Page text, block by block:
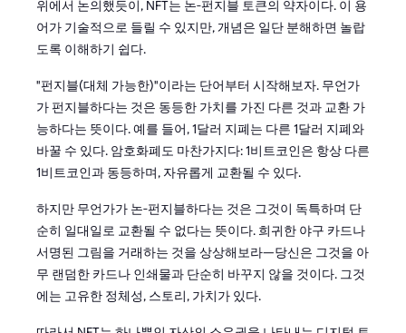
위에서 논의했듯이, NFT는 논-펀지블 토큰의 약자이다. 이 용
어가 기술적으로 들릴 수 있지만, 개념은 일단 분해하면 놀랍
도록 이해하기 쉽다.
"펀지블(대체 가능한)"이라는 단어부터 시작해보자. 무언가
가 펀지블하다는 것은 동등한 가치를 가진 다른 것과 교환 가
능하다는 뜻이다. 예를 들어, 1달러 지폐는 다른 1달러 지폐와
바꿀 수 있다. 암호화폐도 마찬가지다: 1비트코인은 항상 다른
1비트코인과 동등하며, 자유롭게 교환될 수 있다.
하지만 무언가가 논-펀지블하다는 것은 그것이 독특하며 단
순히 일대일로 교환될 수 없다는 뜻이다. 희귀한 야구 카드나
서명된 그림을 거래하는 것을 상상해보라—당신은 그것을 아
무 랜덤한 카드나 인쇄물과 단순히 바꾸지 않을 것이다. 그것
에는 고유한 정체성, 스토리, 가치가 있다.